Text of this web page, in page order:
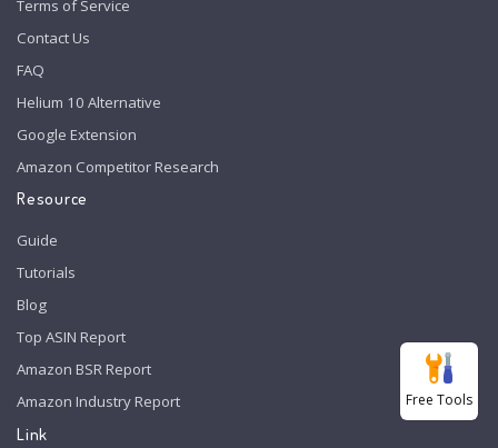
Terms of Service
Contact Us
FAQ
Helium 10 Alternative
Google Extension
Amazon Competitor Research
Resource
Guide
Tutorials
Blog
Top ASIN Report
Amazon BSR Report
Amazon Industry Report
Link
Free Tools